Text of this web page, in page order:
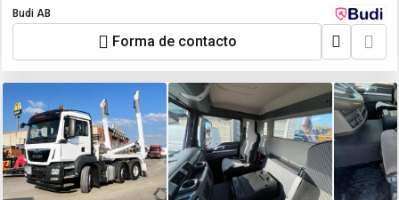
Budi AB
Forma de contacto